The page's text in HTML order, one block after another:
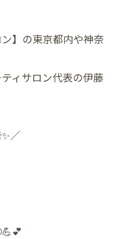
】の東京都内や神奈
ィサロン代表の伊藤
／